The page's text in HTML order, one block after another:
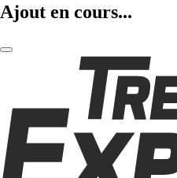
Ajout en cours...